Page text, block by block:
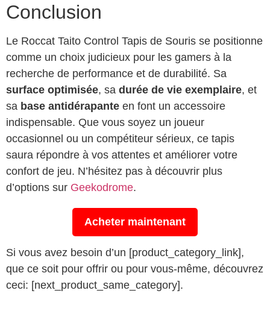
Conclusion
Le Roccat Taito Control Tapis de Souris se positionne
comme un choix judicieux pour les gamers à la
recherche de performance et de durabilité. Sa
surface optimisée, sa durée de vie exemplaire, et
sa base antidérapante en font un accessoire
indispensable. Que vous soyez un joueur
occasionnel ou un compétiteur sérieux, ce tapis
saura répondre à vos attentes et améliorer votre
confort de jeu. N’hésitez pas à découvrir plus
d’options sur Geekodrome.
Acheter maintenant
Si vous avez besoin d’un [product_category_link],
que ce soit pour offrir ou pour vous-même, découvrez
ceci: [next_product_same_category].